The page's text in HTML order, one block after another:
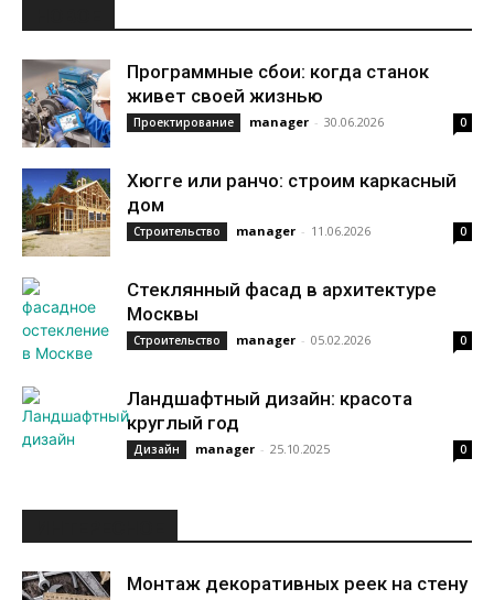
Программные сбои: когда станок
живет своей жизнью
Проектирование manager - 30.06.2026 0
Хюгге или ранчо: строим каркасный
дом
Строительство manager - 11.06.2026 0
Стеклянный фасад в архитектуре
Москвы
Строительство manager - 05.02.2026 0
Ландшафтный дизайн: красота
круглый год
Дизайн manager - 25.10.2025 0
Монтаж декоративных реек на стену